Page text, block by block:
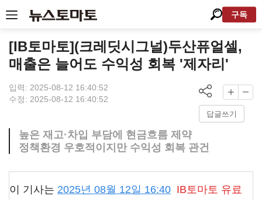
구독
[IB토마토](크레딧시그널)두산퓨얼셀,
매출은 늘어도 수익성 회복 '제자리'
입력: 2025-08-12 16:40:52
수정: 2025-08-12 16:40:52
답글쓰기
높은 재고·차입 부담에 현금흐름 제약
정책환경 우호적이지만 수익성 회복 관건
이 기사는 2025년 08월 12일 16:40 IB토마토 유료